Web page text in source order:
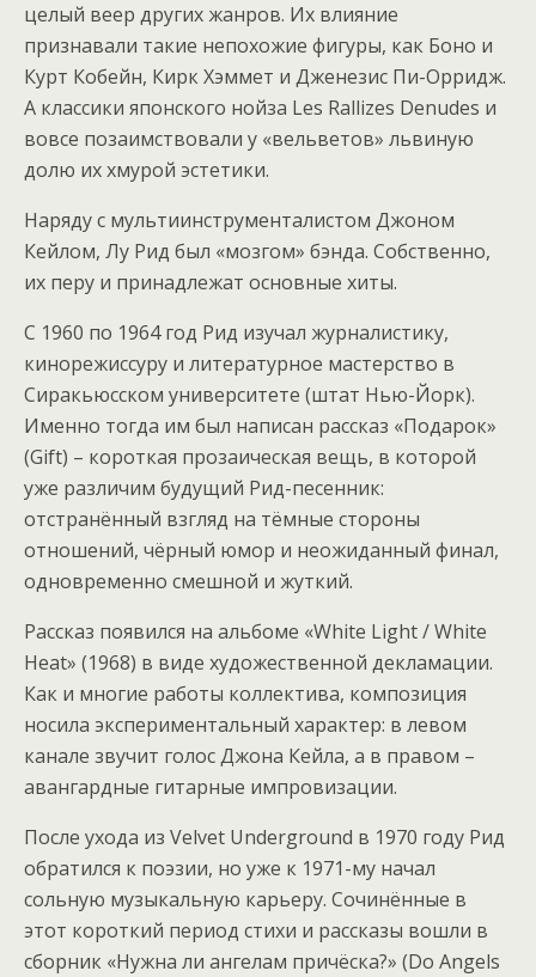
целый веер других жанров. Их влияние
признавали такие непохожие фигуры, как Боно и
Курт Кобейн, Кирк Хэммет и Дженезис Пи-Орридж.
А классики японского нойза Les Rallizes Denudes и
вовсе позаимствовали у «вельветов» львиную
долю их хмурой эстетики.
Наряду с мультиинструменталистом Джоном
Кейлом, Лу Рид был «мозгом» бэнда. Собственно,
их перу и принадлежат основные хиты.
С 1960 по 1964 год Рид изучал журналистику,
кинорежиссуру и литературное мастерство в
Сиракьюсском университете (штат Нью-Йорк).
Именно тогда им был написан рассказ «Подарок»
(Gift) – короткая прозаическая вещь, в которой
уже различим будущий Рид-песенник:
отстранённый взгляд на тёмные стороны
отношений, чёрный юмор и неожиданный финал,
одновременно смешной и жуткий.
Рассказ появился на альбоме «White Light / White
Heat» (1968) в виде художественной декламации.
Как и многие работы коллектива, композиция
носила экспериментальный характер: в левом
канале звучит голос Джона Кейла, а в правом –
авангардные гитарные импровизации.
После ухода из Velvet Underground в 1970 году Рид
обратился к поэзии, но уже к 1971-му начал
сольную музыкальную карьеру. Сочинённые в
этот короткий период стихи и рассказы вошли в
сборник «Нужна ли ангелам причёска?» (Do Angels